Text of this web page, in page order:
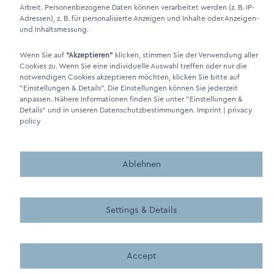
DINO Dampferzeuger GmbH - Electric steam generators "Made in
Germany" 2026
Made by BergMedia - Magento2 Design und Entwicklung aus
Arbeit. Personenbezogene Daten können verarbeitet werden (z. B. IP-
Adressen), z. B. für personalisierte Anzeigen und Inhalte oder Anzeigen-
und Inhaltsmessung.
Wenn Sie auf "Akzeptieren" klicken, stimmen Sie der Verwendung aller
Cookies zu. Wenn Sie eine individuelle Auswahl treffen oder nur die
notwendigen Cookies akzeptieren möchten, klicken Sie bitte auf
"Einstellungen & Details". Die Einstellungen können Sie jederzeit
anpassen. Nähere Informationen finden Sie unter "Einstellungen &
Details" und in unseren Datenschutzbestimmungen. Imprint | privacy
policy
Ablehnen
Settings & Details
Accept